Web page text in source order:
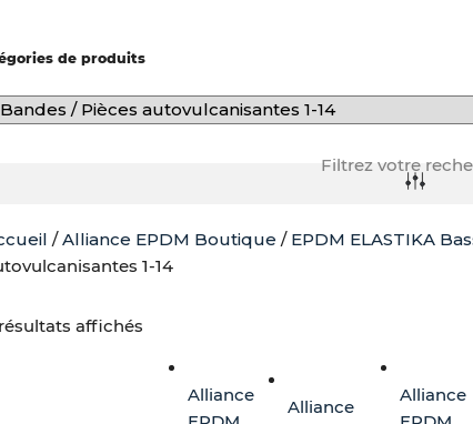
de produits
Filtrez votre
/Alliance EPDM Boutique / EPDM ELASTIKA
1-14
affichés
Alliance
Alliance
Alliance